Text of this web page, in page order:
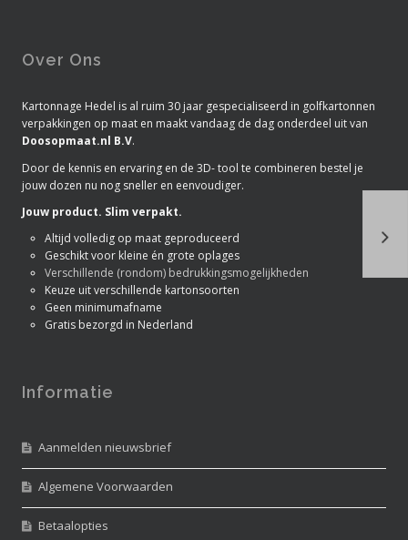
Over Ons
Kartonnage Hedel is al ruim 30 jaar gespecialiseerd in golfkartonnen
verpakkingen op maat en maakt vandaag de dag onderdeel uit van
Doosopmaat.nl B.V.
Door de kennis en ervaring en de 3D- tool te combineren bestel je
jouw dozen nu nog sneller en eenvoudiger.
Jouw product. Slim verpakt.
Altijd volledig op maat geproduceerd
Geschikt voor kleine én grote oplages
Verschillende (rondom) bedrukkingsmogelijkheden
Keuze uit verschillende kartonsoorten
Geen minimumafname
Gratis bezorgd in Nederland
Informatie
Aanmelden nieuwsbrief
Algemene Voorwaarden
Betaalopties
De